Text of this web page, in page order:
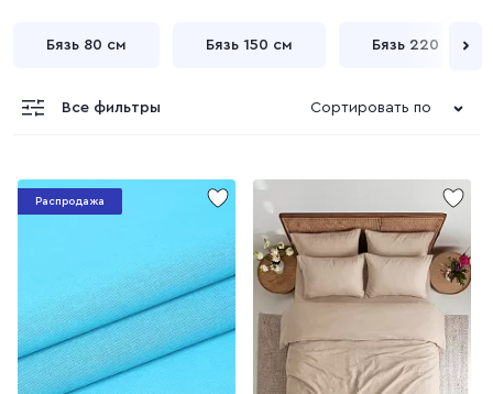
Бязь 80 см Бязь 150 см Бязь 220 см
Все фильтры Сортировать по
Распродажа